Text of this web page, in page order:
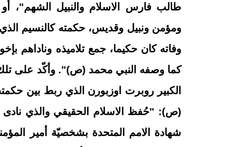
طالب فارس الاسلام والنبيل الشهم"،
ومؤمن ونبيل وقديس، حكمته كالنسيم
وفاته كان حكيما، جمع تلاميذه وناداهم
كما وصفه النبي محمد (ص)". وأكّد على تلك
الكبير روبرت اوزبورن الذي ربط بين
(ص): "حُفظ الاسلام الحقيقي والذي